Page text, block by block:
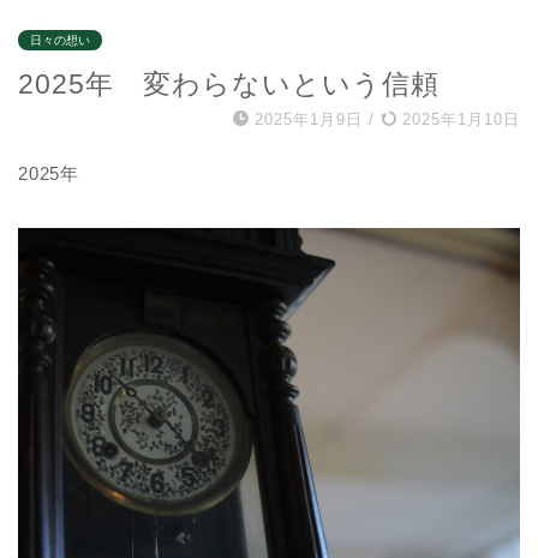
日々の想い
2025年 変わらないという信頼
2025年1月9日 / 2025年1月10日
2025年